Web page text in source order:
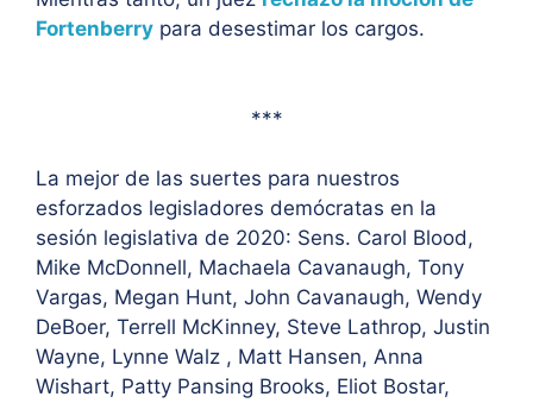
Fortenberry para desestimar los cargos.
***
La mejor de las suertes para nuestros
esforzados legisladores demócratas en la
sesión legislativa de 2020: Sens. Carol Blood,
Mike McDonnell, Machaela Cavanaugh, Tony
Vargas, Megan Hunt, John Cavanaugh, Wendy
DeBoer, Terrell McKinney, Steve Lathrop, Justin
Wayne, Lynne Walz , Matt Hansen, Anna
Wishart, Patty Pansing Brooks, Eliot Bostar,